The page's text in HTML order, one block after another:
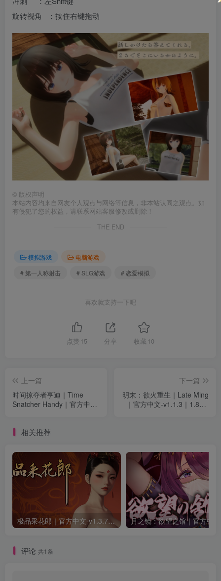
旋转视角 ：按住右键拖动
© 版权声明
本站内容均来自网友个人观点与网络等信息，非本站认同之观点。如
有侵犯了您的权益，请联系网站客服修改或删除！
THE END
模拟游戏
电脑游戏
# 第一人称射击
# SLG游戏 # 恋爱模拟
喜欢就支持一下吧
点赞 15 分享 收藏 10
上一篇
时间掠夺者亨迪｜Time
Snatcher Handy｜官方中文-
下一篇
明末：欲火重生｜Late Ming
｜官方中文-v1.1.3｜1.84G
相关推荐
极品采花郎｜官方中文-v1.3.7+满金币初始存档+通关存档｜7.11G｜免安装
评论 共1条